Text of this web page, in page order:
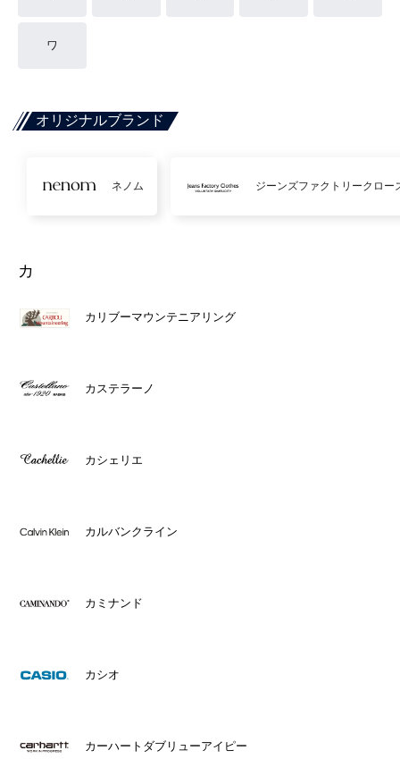
ワ
オリジナルブランド
ネノム ジーンズファクトリークロー
カ
カリブーマウンテニアリング
カステラーノ
カシェリエ
カルバンクライン
カミナンド
カシオ
カーハートダブリューアイピー